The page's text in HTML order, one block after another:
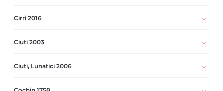
Cirri 2016
Ciuti 2003
Ciuti, Lunatici 2006